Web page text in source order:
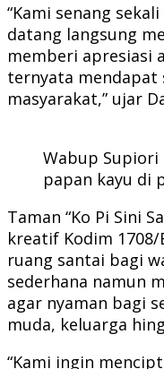
“Kami senang
datang langsung
memberi apresiasi
ternyata mendapat
masyarakat,” ujar
Wabup Supiori
papan kayu di
Taman “Ko Pi Sini
kreatif Kodim
ruang santai bagi
sederhana namun
agar nyaman bagi
muda, keluarga
“Kami ingin